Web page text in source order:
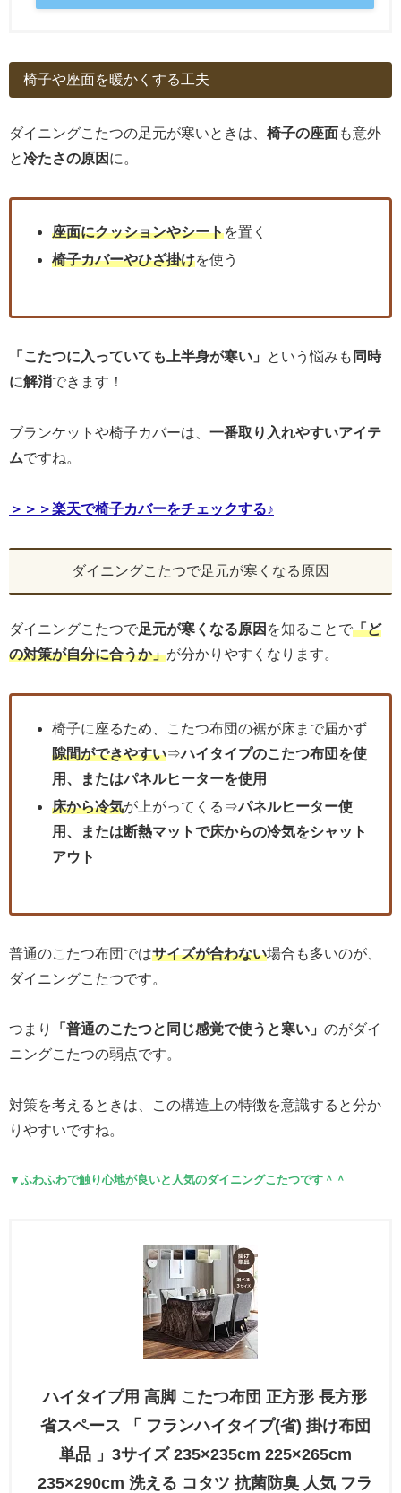
椅子や座面を暖かくする工夫
ダイニングこたつの足元が寒いときは、 椅子の座面も意外
と冷たさの原因 に。
座面にクッションやシートを置く
椅子カバーやひざ掛けを使う
「こたつに入っていても上半身が寒い」 という悩みも 同時
に解消できます！
ブランケットや椅子カバーは、 一番取り入れやすいアイテ
ムですね。
＞＞＞楽天で椅子カバーをチェックする♪
ダイニングこたつで足元が寒くなる原因
ダイニングこたつで足元が寒くなる原因 を知ることで「ど
の対策が自分に合うか」が分かりやすくなります。
椅子に座るため、こたつ布団の裾が床まで届かず
隙間ができやすい⇒ハイタイプのこたつ布団を使
用、またはパネルヒーターを使用
床から冷気が上がってくる⇒パネルヒーター使
用、または断熱マットで床からの冷気をシャット
アウト
普通のこたつ布団ではサイズが合わない場合も多いのが、
ダイニングこたつです。
つまり 「普通のこたつと同じ感覚で使うと寒い」 のがダイ
ニングこたつの弱点です。
対策を考えるときは、この構造上の特徴を意識すると分か
りやすいですね。
▼ふわふわで触り心地が良いと人気のダイニングこたつです＾＾
ハイタイプ用 高脚 こたつ布団 正方形 長方形
省スペース 「 フランハイタイプ(省) 掛け布団
単品 」3サイズ 235×235cm 225×265cm
235×290cm 洗える コタツ 抗菌防臭 人気 フラ